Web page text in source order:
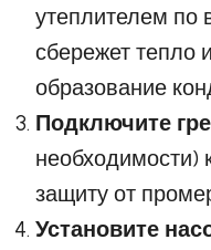
утеплителем по
сбережет тепло
образование
Подключите
необходимости)
защиту от
Установите